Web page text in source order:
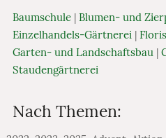
Baumschule| Blumen- und
Einzelhandels-Gärtnerei|
Garten- und Landschaftsbau|
Staudengärtnerei
Nach Themen: